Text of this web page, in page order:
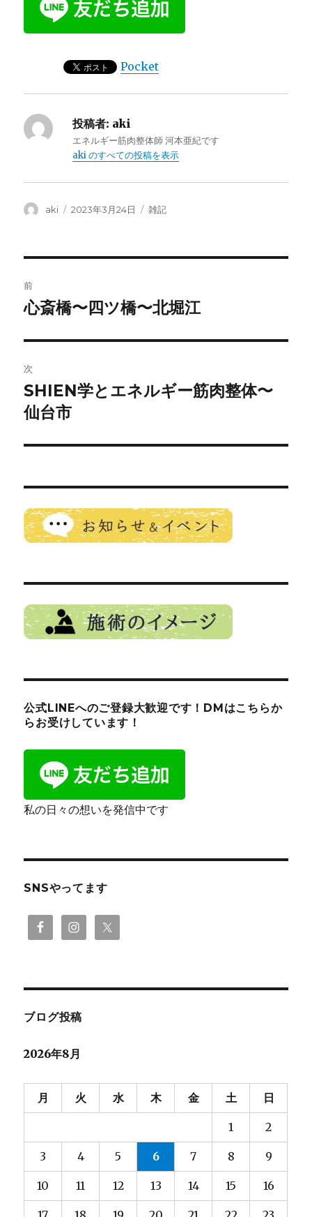
Pocket
投稿者: aki
エネルギー筋肉整体師 河本亜紀です
aki のすべての投稿を表示
投
aki
投
2023年3月24日
カ
雑記
稿
ビ
ゲ
ー
シ
ン
前
前
投
稿:
心斎橋〜四ツ橋〜北堀江
次
次
の
稿:
SHIEN学とエネルギー筋肉整体〜
仙台市
公式LINEへのご登録大歓迎です！DMはこちらか
らお受けしています！
私の日々の想いを発信中です
SNSやってます
ブログ投稿
2026年8月
月 火 水 木 金 土 日
1 2
3 4 5 6 7 8 9
10 11 12 13 14 15 16